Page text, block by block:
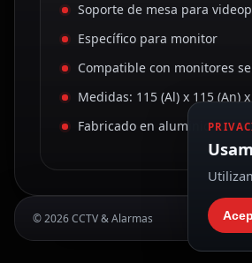
Soporte de mesa para
Específico para monitor
Compatible con monitores
Medidas: 115 (Al) x 115 (An)
Fabricado en aluminio
© 2026 CCTV & Alarmas